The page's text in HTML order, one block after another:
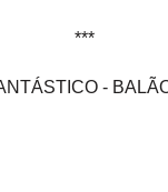
***
-